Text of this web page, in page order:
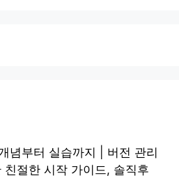
념부터 실습까지 | 버전 관리
절한 시작 가이드, 솔직후